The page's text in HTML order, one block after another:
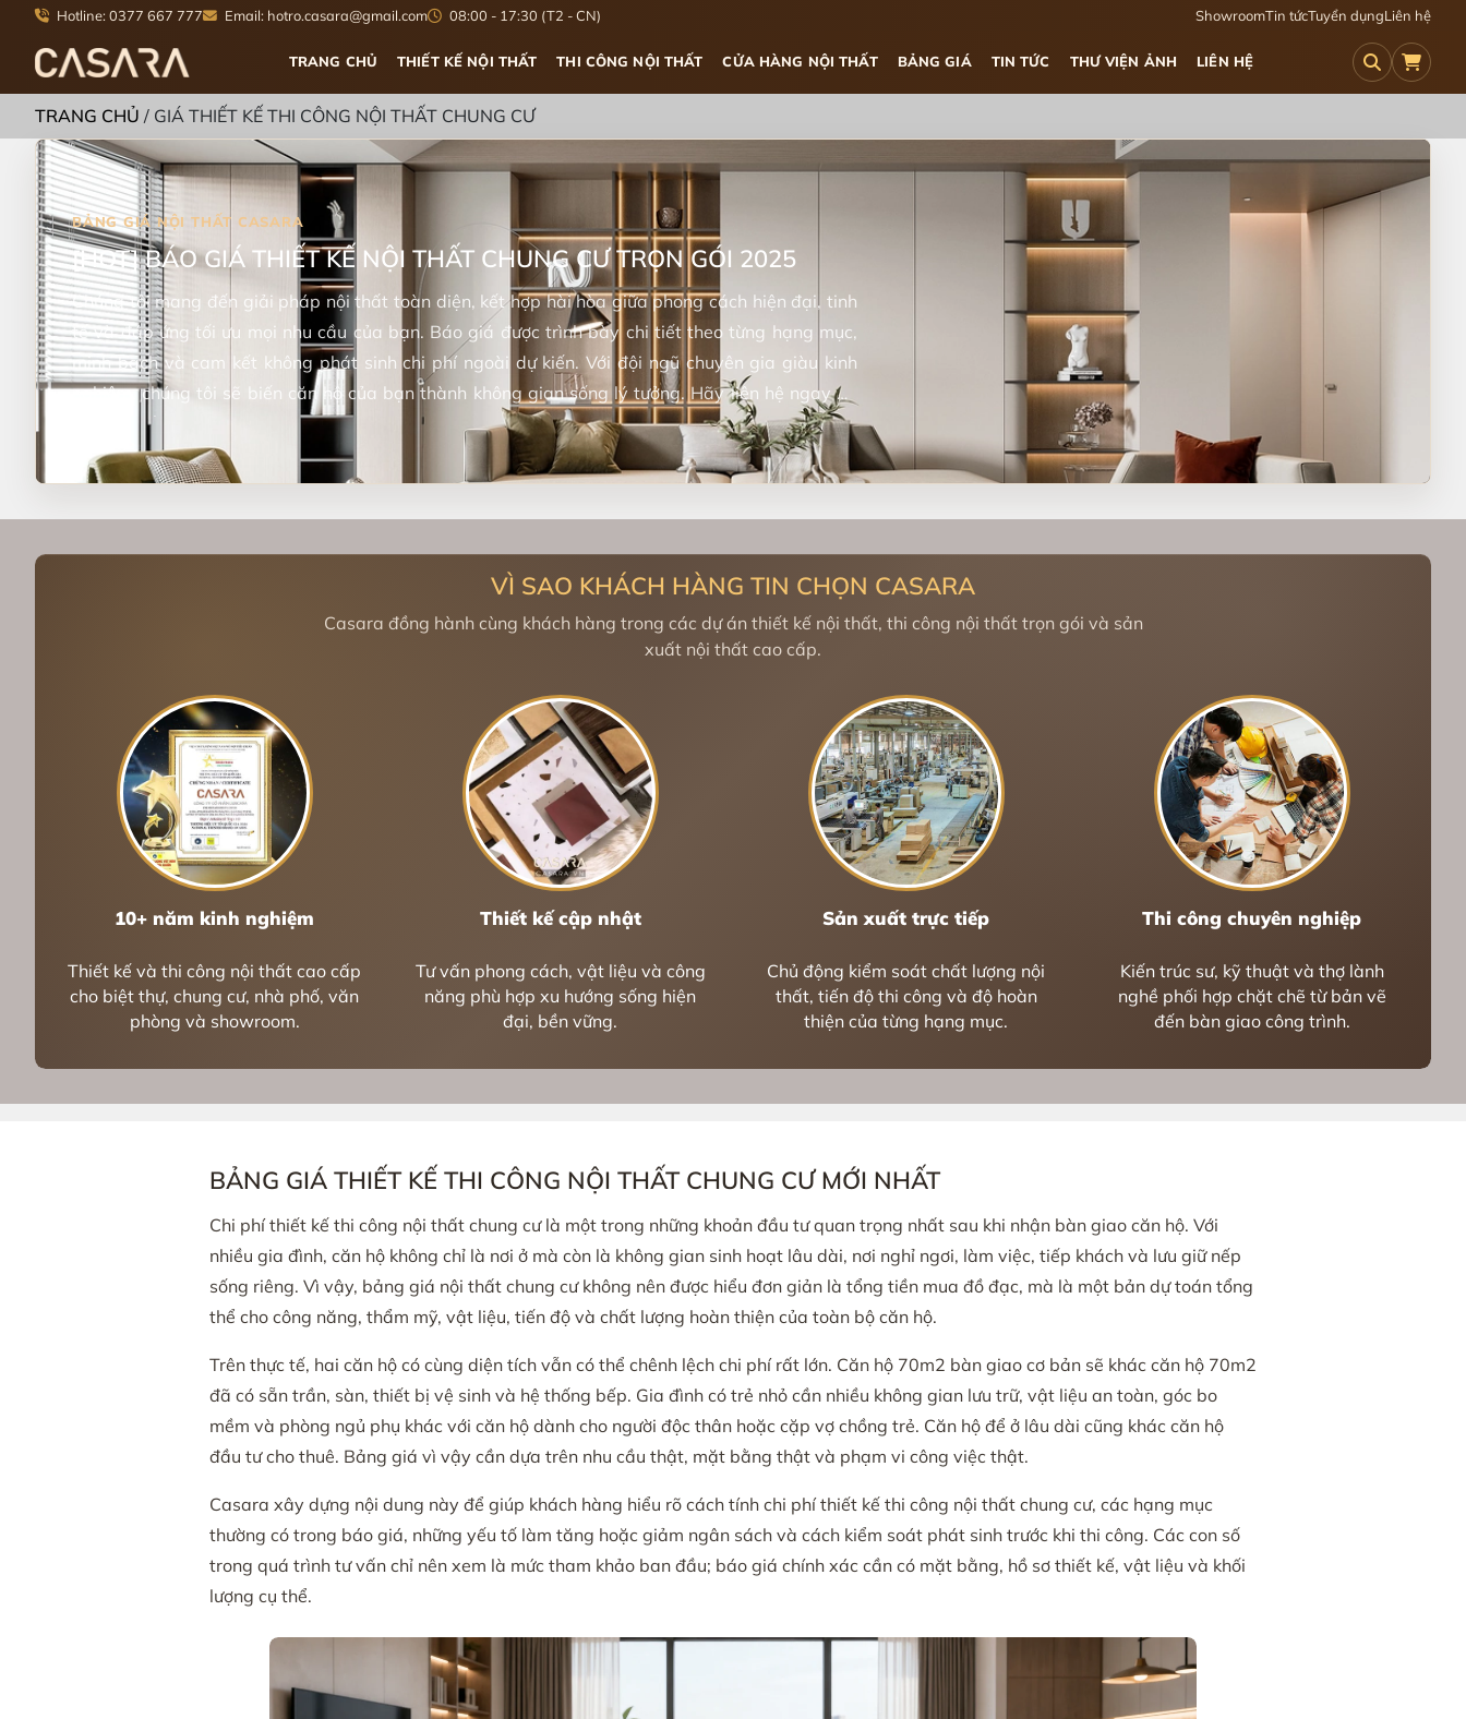
Hotline: 0377 667 777 Email: hotro.casara@gmail.com 08:00 - 17:30 (T2 - CN) ShowroomTin tứcTuyển dụngLiên hệ
TRANG CHỦ THIẾT KẾ NỘI THẤT THI CÔNG NỘI THẤT CỬA HÀNG NỘI THẤT BẢNG GIÁ TIN TỨC THƯ VIỆN ẢNH LIÊN HỆ
TRANG CHỦ / GIÁ THIẾT KẾ THI CÔNG NỘI THẤT CHUNG CƯ
[HOT] BÁO GIÁ THIẾT KẾ NỘI THẤT CHUNG CƯ TRỌN GÓI 2025
Chúng tôi mang đến giải pháp nội thất toàn diện, kết hợp hài hòa giữa phong cách hiện đại, tinh
tế và đáp ứng tối ưu mọi nhu cầu của bạn. Báo giá được trình bày chi tiết theo từng hạng mục,
minh bạch và cam kết không phát sinh chi phí ngoài dự kiến. Với đội ngũ chuyên gia giàu kinh
nghiệm, chúng tôi sẽ biến căn hộ của bạn thành không gian sống lý tưởng. Hãy liên hệ ngay để
được tư vấn
VÌ SAO KHÁCH HÀNG TIN CHỌN CASARA
Casara đồng hành cùng khách hàng trong các dự án thiết kế nội thất, thi công nội thất trọn gói và sản
xuất nội thất cao cấp.
10+ năm kinh nghiệm
Thiết kế và thi công nội thất cao cấp
cho biệt thự, chung cư, nhà phố, văn
phòng và showroom.
Thiết kế cập nhật
Tư vấn phong cách, vật liệu và công
năng phù hợp xu hướng sống hiện
đại, bền vững.
Sản xuất trực tiếp
Chủ động kiểm soát chất lượng nội
thất, tiến độ thi công và độ hoàn
thiện của từng hạng mục.
Thi công chuyên nghiệp
Kiến trúc sư, kỹ thuật và thợ lành
nghề phối hợp chặt chẽ từ bản vẽ
đến bàn giao công trình.
BẢNG GIÁ THIẾT KẾ THI CÔNG NỘI THẤT CHUNG CƯ MỚI NHẤT
Chi phí thiết kế thi công nội thất chung cư là một trong những khoản đầu tư quan trọng nhất sau khi nhận bàn giao căn hộ. Với
nhiều gia đình, căn hộ không chỉ là nơi ở mà còn là không gian sinh hoạt lâu dài, nơi nghỉ ngơi, làm việc, tiếp khách và lưu giữ nếp
sống riêng. Vì vậy, bảng giá nội thất chung cư không nên được hiểu đơn giản là tổng tiền mua đồ đạc, mà là một bản dự toán tổng
thể cho công năng, thẩm mỹ, vật liệu, tiến độ và chất lượng hoàn thiện của toàn bộ căn hộ.
Trên thực tế, hai căn hộ có cùng diện tích vẫn có thể chênh lệch chi phí rất lớn. Căn hộ 70m2 bàn giao cơ bản sẽ khác căn hộ 70m2
đã có sẵn trần, sàn, thiết bị vệ sinh và hệ thống bếp. Gia đình có trẻ nhỏ cần nhiều không gian lưu trữ, vật liệu an toàn, góc bo
mềm và phòng ngủ phụ khác với căn hộ dành cho người độc thân hoặc cặp vợ chồng trẻ. Căn hộ để ở lâu dài cũng khác căn hộ
đầu tư cho thuê. Bảng giá vì vậy cần dựa trên nhu cầu thật, mặt bằng thật và phạm vi công việc thật.
Casara xây dựng nội dung này để giúp khách hàng hiểu rõ cách tính chi phí thiết kế thi công nội thất chung cư, các hạng mục
thường có trong báo giá, những yếu tố làm tăng hoặc giảm ngân sách và cách kiểm soát phát sinh trước khi thi công. Các con số
trong quá trình tư vấn chỉ nên xem là mức tham khảo ban đầu; báo giá chính xác cần có mặt bằng, hồ sơ thiết kế, vật liệu và khối
lượng cụ thể.